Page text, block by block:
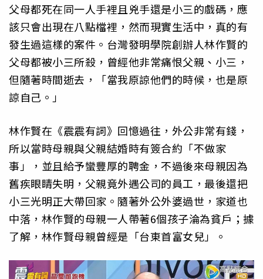
父母都死在同一人手裡且兇手還是小三的戲碼，應
該只會出現在八點檔裡，然而現實生活中，真的有
發生過這樣的案件。台灣發明學院創辦人林作賢的
父母都被小三所殺，曾經他非常痛恨父親、小三，
但隨著時間逝去，「當我原諒他們的時候，也是原
諒自己。」
林作賢在《震震有詞》回憶過往，外公非常有錢，
所以當時母親與父親結婚時有簽合約「不做家
事」，並且給予蠻豐厚的聘金，不過後來母親因為
舊疾眼睛失明，父親竟外遇公司的員工，最後還把
小三光明正大帶回家。隨著外公外婆過世，家道也
中落，林作賢的母親一人帶著6個孩子淪為貧戶；據
了解，林作賢母親曾經是「台東首富女兒」。